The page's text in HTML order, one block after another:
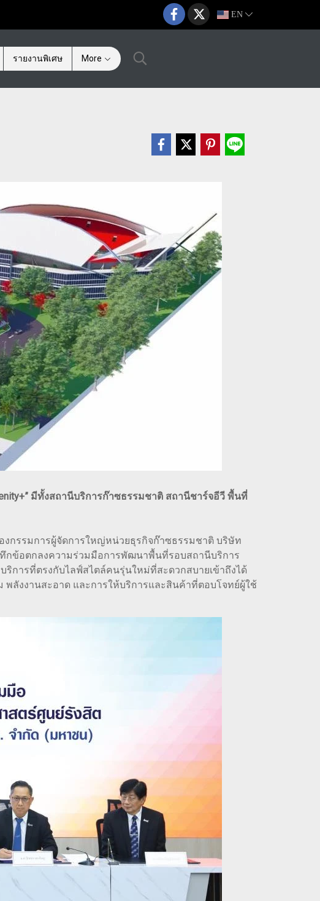
EN
รายงานพิเศษ More
มีทั้งสถานีบริการก๊าซธรรมชาติ สถานีชาร์จอีวี พื้นที่
กรรมการผู้จัดการใหญ่หน่วยธุรกิจก๊าซธรรมชาติ บริษัท
กข้อตกลงความร่วมมือการพัฒนาพื้นที่รอบสถานีบริการ
การที่ตรงกับไลฟ์สไตล์คนรุ่นใหม่ที่สะดวกสบายเข้าถึงได้
พลังงานสะอาด และการให้บริการและสินค้าที่ตอบโจทย์ผู้ใช้